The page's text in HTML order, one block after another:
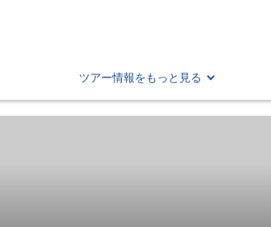
ツアー情報をもっと見る